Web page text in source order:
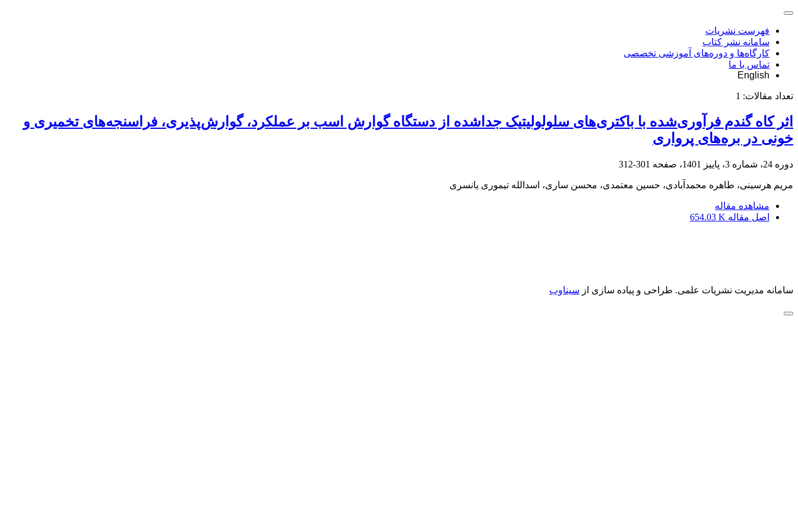
فهرست نشریات
سامانه نشر کتاب
کارگاه‌ها و دوره‌های آموزشی تخصصی
تماس با ما
English
تعداد مقالات: 1
اثر کاه گندم فرآوری‌شده با باکتری‌های سلولولیتیک جداشده از دستگاه گوارش اسب بر عملکرد، گوارش‌پذیری، فراسنجه‌های تخمیری و
خونی در بره‌های پرواری
دوره 24، شماره 3، پاییز 1401، صفحه 301-312
مریم هرسینی، طاهره محمدآبادی، حسین معتمدی، محسن ساری، اسدالله تیموری یانسری
مشاهده مقاله
اصل مقاله 654.03 K
سامانه مدیریت نشریات علمی. طراحی و پیاده سازی از سیناوب